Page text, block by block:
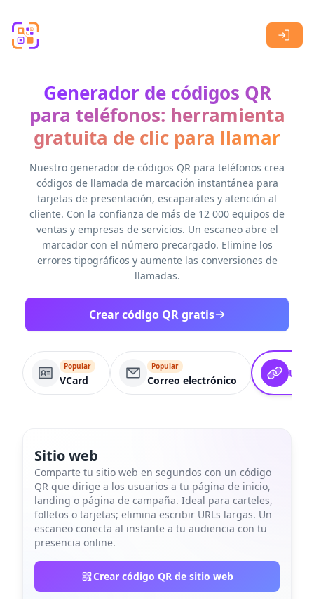
Generador de códigos QR
para teléfonos: herramienta
gratuita de clic para llamar
Nuestro generador de códigos QR para teléfonos crea
códigos de llamada de marcación instantánea para
tarjetas de presentación, escaparates y atención al
cliente. Con la confianza de más de 12 000 equipos de
ventas y empresas de servicios. Un escaneo abre el
marcador con el número precargado. Elimine los
errores tipográficos y aumente las conversiones de
llamadas.
Crear código QR gratis
Popular
VCard
Popular
Correo electrónico
URL
Sitio web
Comparte tu sitio web en segundos con un código
QR que dirige a los usuarios a tu página de inicio,
landing o página de campaña. Ideal para carteles,
folletos o tarjetas; elimina escribir URLs largas. Un
escaneo conecta al instante a tu audiencia con tu
presencia online.
Crear código QR de sitio web